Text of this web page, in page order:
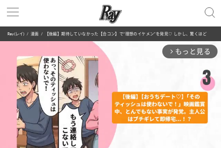
Ray(レイ) 漫画 【後編】期待していなかった【合コン】で“理想のイケメン”を発見♡ しかし、驚くほど会話が弾んだあと【恐ろしい事実】が判明して...！？
arrow_forward_ios もっと見る